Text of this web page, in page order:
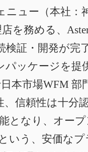
ュー（本社：
を務める、
検証・開発が完
パッケージを提
日本市場WFM
信頼性は十分
となり、オー
いう、安価な